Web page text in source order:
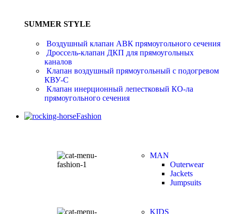
SUMMER STYLE
Воздушный клапан АВК прямоугольного сечения
Дроссель-клапан ДКП для прямоугольных
каналов
Клапан воздушный прямоугольный с подогревом
КВУ-С
Клапан инерционный лепестковый КО-ла
прямоугольного сечения
Fashion
MAN
Outerwear
Jackets
Jumpsuits
KIDS